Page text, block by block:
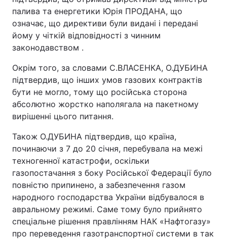
палива та енергетики Юрія ПРОДАНА, що
означає, що директиви були видані і передані
йому у чіткій відповідності з чинним
законодавством .
Окрім того, за словами С.ВЛАСЕНКА, О.ДУБИНА
підтвердив, що інших умов газових контрактів
бути не могло, тому що російська сторона
абсолютно жорстко наполягала на пакетному
вирішенні цього питання.
Також О.ДУБИНА підтвердив, що країна,
починаючи з 7 до 20 січня, перебувала на межі
техногенної катастрофи, оскільки
газопостачання з боку Російської Федерації було
повністю припинено, а забезпечення газом
народного господарства України відбувалося в
авральному режимі. Саме тому було прийнято
спеціальне рішення правлінням НАК «Нафтогазу»
про переведення газотранспортної системи в так